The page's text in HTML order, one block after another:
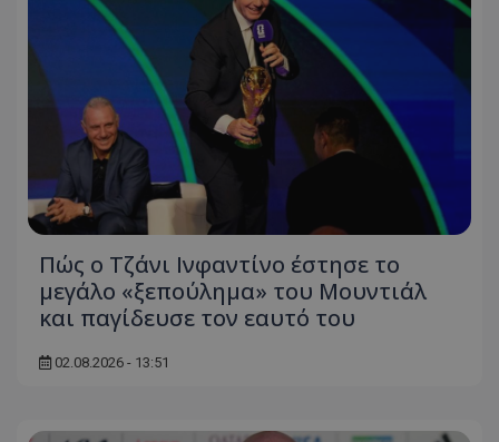
Πώς ο Τζάνι Ινφαντίνο έστησε το
μεγάλο «ξεπούλημα» του Μουντιάλ
και παγίδευσε τον εαυτό του
02.08.2026 - 13:51